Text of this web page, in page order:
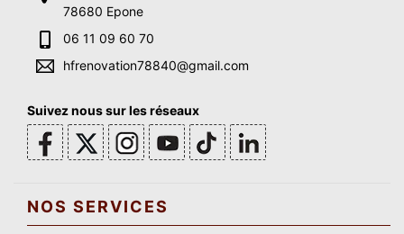
78680 Epone
06 11 09 60 70
hfrenovation78840@gmail.com
Suivez nous sur les réseaux
NOS SERVICES